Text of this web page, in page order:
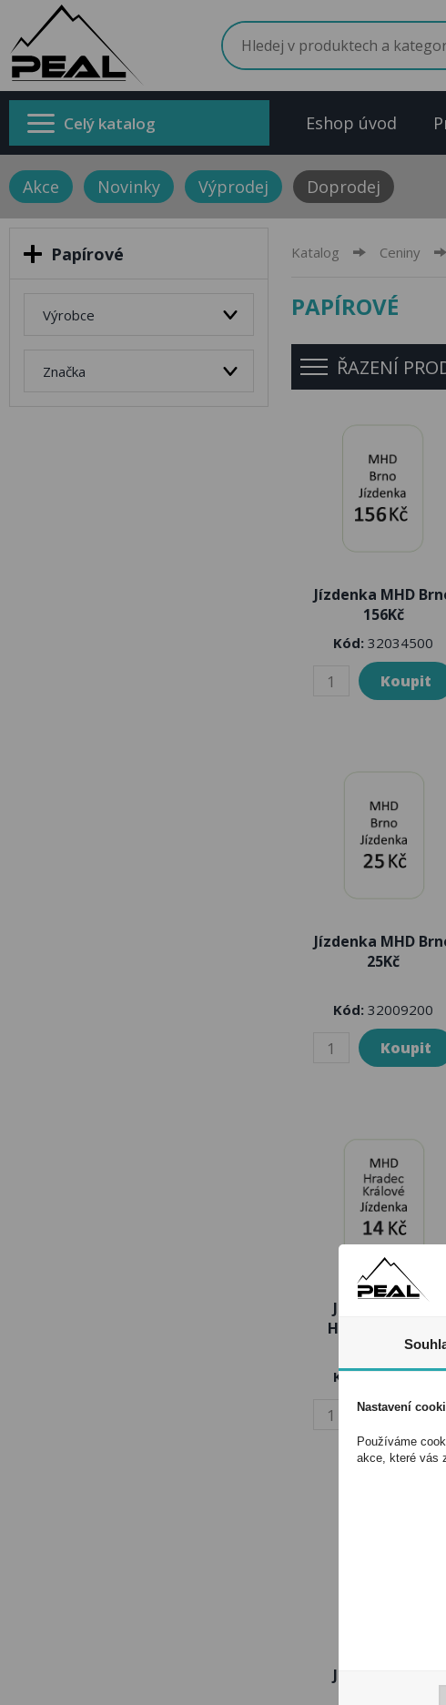
Celý katalog Eshop úvod
Akce Novinky Výprodej Doprodej
Papírové
Výrobce
Značka
Katalog Ceniny
PAPÍROVÉ
ŘAZENÍ
Jízdenka MHD
156Kč
Kód: 32034500
Jízdenka MHD
25Kč
Kód: 32009200
Jízdenka MHD
Hradce Králové
Kód:32068200
Jízdenka MHD
Nastavení
Používáme
akce, které vás